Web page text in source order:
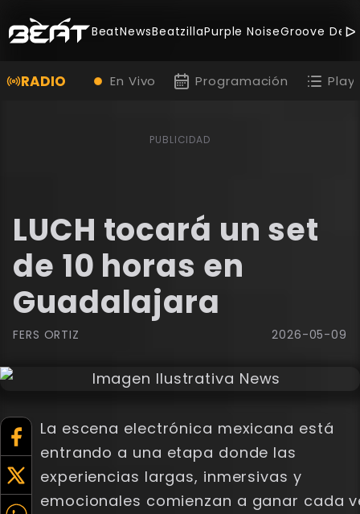
BeatNewsBeatzillaPurple NoiseGroove
RADIO En Vivo Programación
PUBLICIDAD
LUCH tocará un set
de 10 horas en
Guadalajara
FERS ORTIZ 2026-05-09
La escena electrónica mexicana está
entrando a una etapa donde las
experiencias largas, inmersivas y
emocionales comienzan a ganar cada